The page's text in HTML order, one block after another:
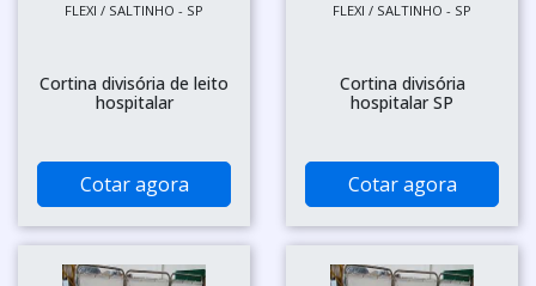
FLEXI / SALTINHO - SP
Cortina divisória de leito
hospitalar
Cotar agora
FLEXI / SALTINHO - SP
Cortina divisória
hospitalar SP
Cotar agora